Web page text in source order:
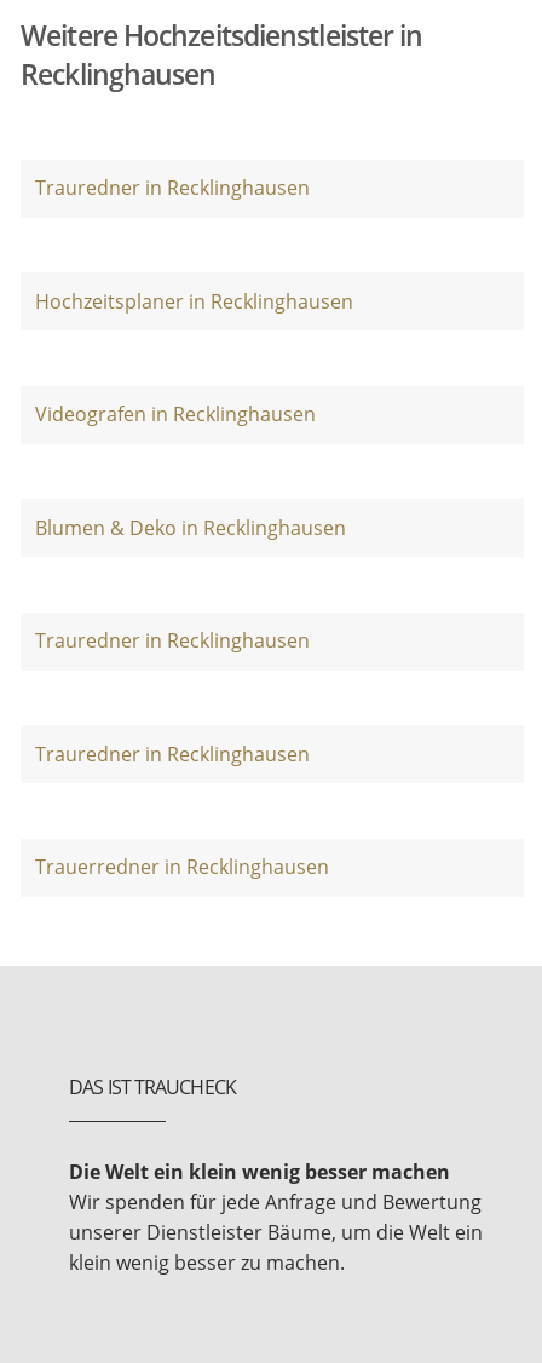
Weitere Hochzeitsdienstleister in
Recklinghausen
Trauredner in Recklinghausen
Hochzeitsplaner in Recklinghausen
Videografen in Recklinghausen
Blumen & Deko in Recklinghausen
Trauredner in Recklinghausen
Trauredner in Recklinghausen
Trauerredner in Recklinghausen
DAS IST TRAUCHECK
Die Welt ein klein wenig besser machen
Wir spenden für jede Anfrage und Bewertung
unserer Dienstleister Bäume, um die Welt ein
klein wenig besser zu machen.